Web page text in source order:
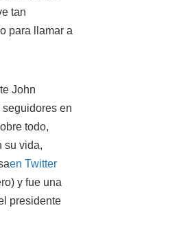
tan
para llamar a
John
en
todo,
su vida,
en Twitter
y fue una
presidente